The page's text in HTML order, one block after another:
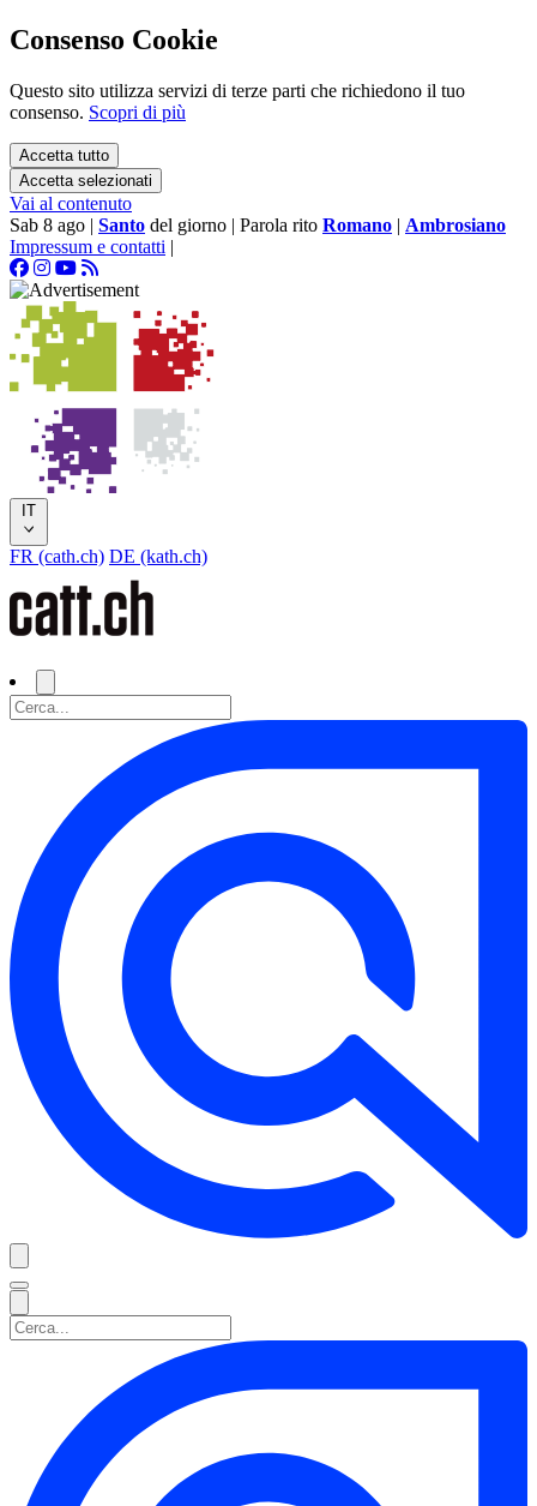
Consenso Cookie
Questo sito utilizza servizi di terze parti che richiedono il tuo
consenso. Scopri di più
Accetta tutto
Accetta selezionati
Vai al contenuto
Sab 8 ago | Santo del giorno | Parola rito Romano | Ambrosiano
Impressum e contatti |
IT
FR (cath.ch) DE (kath.ch)